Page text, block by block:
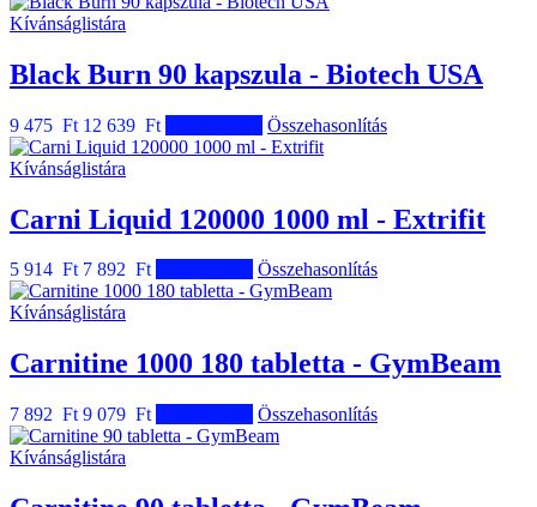
Kívánságlistára
Black Burn 90 kapszula - Biotech USA
9 475 Ft 12 639 Ft Összehasonlítás
Kívánságlistára
Carni Liquid 120000 1000 ml - Extrifit
5 914 Ft 7 892 Ft Összehasonlítás
Kívánságlistára
Carnitine 1000 180 tabletta - GymBeam
7 892 Ft 9 079 Ft Összehasonlítás
Kívánságlistára